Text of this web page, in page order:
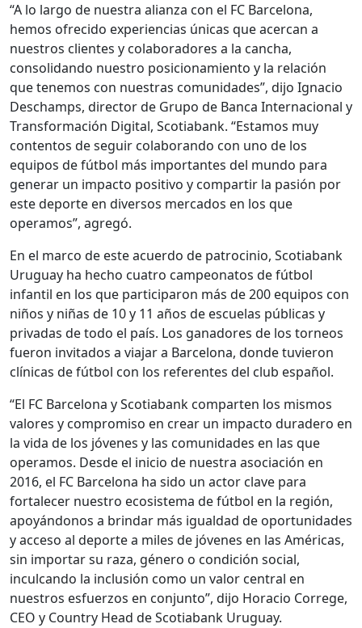
“A lo largo de nuestra alianza con el FC Barcelona,
hemos ofrecido experiencias únicas que acercan a
nuestros clientes y colaboradores a la cancha,
consolidando nuestro posicionamiento y la relación
que tenemos con nuestras comunidades”, dijo Ignacio
Deschamps, director de Grupo de Banca Internacional y
Transformación Digital, Scotiabank. “Estamos muy
contentos de seguir colaborando con uno de los
equipos de fútbol más importantes del mundo para
generar un impacto positivo y compartir la pasión por
este deporte en diversos mercados en los que
operamos”, agregó.
En el marco de este acuerdo de patrocinio, Scotiabank
Uruguay ha hecho cuatro campeonatos de fútbol
infantil en los que participaron más de 200 equipos con
niños y niñas de 10 y 11 años de escuelas públicas y
privadas de todo el país. Los ganadores de los torneos
fueron invitados a viajar a Barcelona, donde tuvieron
clínicas de fútbol con los referentes del club español.
“El FC Barcelona y Scotiabank comparten los mismos
valores y compromiso en crear un impacto duradero en
la vida de los jóvenes y las comunidades en las que
operamos. Desde el inicio de nuestra asociación en
2016, el FC Barcelona ha sido un actor clave para
fortalecer nuestro ecosistema de fútbol en la región,
apoyándonos a brindar más igualdad de oportunidades
y acceso al deporte a miles de jóvenes en las Américas,
sin importar su raza, género o condición social,
inculcando la inclusión como un valor central en
nuestros esfuerzos en conjunto”, dijo Horacio Correge,
CEO y Country Head de Scotiabank Uruguay.